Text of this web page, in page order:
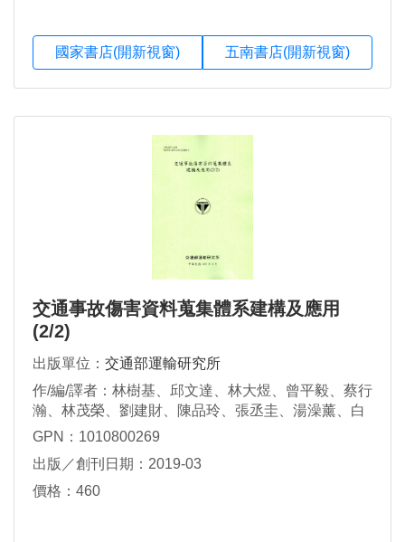
國家書店(開新視窗) 五南書店(開新視窗)
交通事故傷害資料蒐集體系建構及應用
(2/2)
出版單位： 交通部運輸研究所
作/編/譯者：林樹基、邱文達、林大煜、曾平毅、蔡行
瀚、林茂榮、劉建財、陳品玲、張丞圭、湯澡薰、白
志偉、簡戊鑑、莊佳璋、張文瀚、陳維恭、許金旺、
GPN：1010800269
出版／創刊日期：2019-03
價格：460